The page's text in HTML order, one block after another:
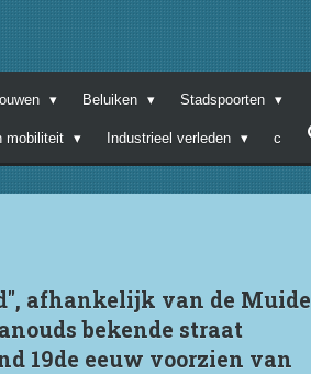
Beluiken Stadspoorten
mobiliteit Industrieel verleden c
afhankelijk van de Muide
bekende straat
19de eeuw voorzien van